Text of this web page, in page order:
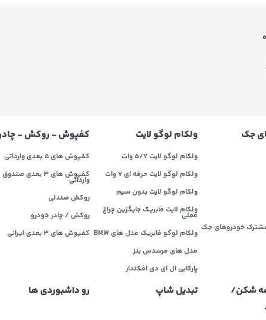
جک
خودروهای جک
ولکام لوگو لایت
ولکام لوگو لایت 5/7 وات
ولکام لوگو لایت حرفه ای 7 وات
ولکام لوگو لایت بدون سیم
ولکام لایت فابریک جایگزین چراغ
فعلی
ولکام لوگو فابریک مدل های BMW
مدل های مرسدس بنز
پارکابی ال ای دی افکتدار
کفپوش - روکش -
کفپوش های 5 بعدی وارداتی
کفپوش های 3 بعدی صندوق
وارداتی
روکش صندلی
روکش / چادر خودرو
کفپوش های ۳ بعدی ایرانی
شکن/
تبدیل شاپ رو داشبوردی ها